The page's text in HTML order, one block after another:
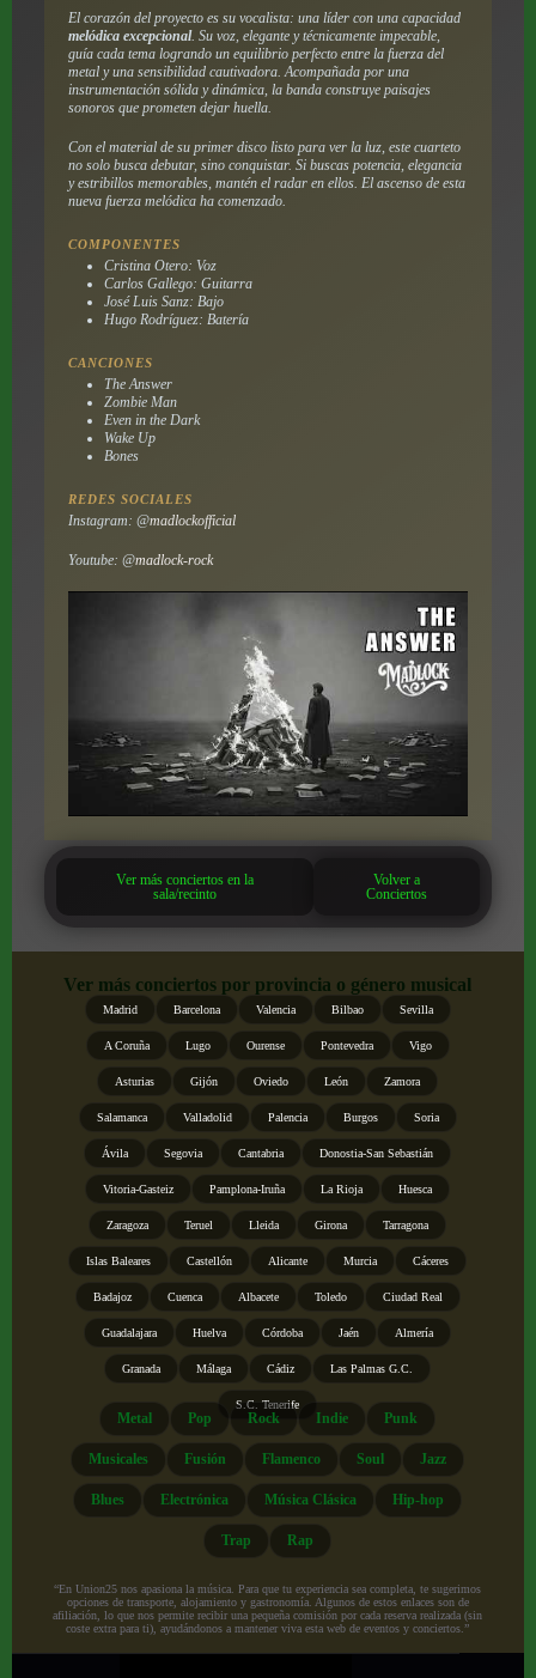
El corazón del proyecto es su vocalista: una líder con una capacidad
melódica excepcional. Su voz, elegante y técnicamente impecable,
guía cada tema logrando un equilibrio perfecto entre la fuerza del
metal y una sensibilidad cautivadora. Acompañada por una
instrumentación sólida y dinámica, la banda construye paisajes
sonoros que prometen dejar huella.
Con el material de su primer disco listo para ver la luz, este cuarteto
no solo busca debutar, sino conquistar. Si buscas potencia, elegancia
y estribillos memorables, mantén el radar en ellos. El ascenso de esta
nueva fuerza melódica ha comenzado.
COMPONENTES
Cristina Otero: Voz
Carlos Gallego: Guitarra
José Luis Sanz: Bajo
Hugo Rodríguez: Batería
CANCIONES
The Answer
Zombie Man
Even in the Dark
Wake Up
Bones
REDES SOCIALES
Instagram: @madlockofficial
Youtube: @madlock-rock
Ver más conciertos en la
sala/recinto
Volver a
Conciertos
Ver más conciertos por provincia o género musical
Madrid Barcelona Valencia Bilbao Sevilla
A Coruña Lugo Ourense Pontevedra Vigo
Asturias Gijón Oviedo León Zamora
Salamanca Valladolid Palencia Burgos Soria
Ávila Segovia Cantabria Donostia-San Sebastián
Vitoria-Gasteiz Pamplona-Iruña La Rioja Huesca
Zaragoza Teruel Lleida Girona Tarragona
Islas Baleares Castellón Alicante Murcia Cáceres
Badajoz Cuenca Albacete Toledo Ciudad Real
Guadalajara Huelva Córdoba Jaén Almería
Granada Málaga Cádiz Las Palmas G.C.
S.C. Tenerife
Metal Pop Rock Indie Punk
Musicales Fusión Flamenco Soul Jazz
Blues Electrónica Música Clásica Hip-hop
Trap Rap
“En Union25 nos apasiona la música. Para que tu experiencia sea completa, te sugerimos
opciones de transporte, alojamiento y gastronomía. Algunos de estos enlaces son de
afiliación, lo que nos permite recibir una pequeña comisión por cada reserva realizada (sin
coste extra para ti), ayudándonos a mantener viva esta web de eventos y conciertos.”